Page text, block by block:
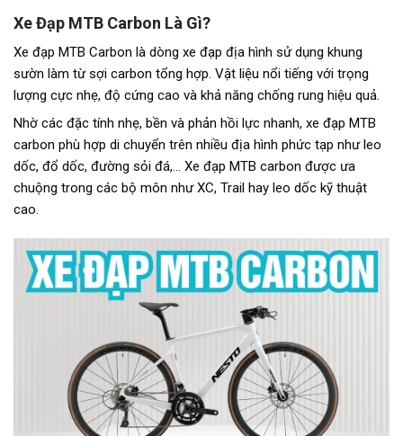
Xe Đạp MTB Carbon Là Gì?
Xe đạp MTB Carbon là dòng xe đạp địa hình sử dụng khung
sườn làm từ sợi carbon tổng hợp. Vật liệu nổi tiếng với trọng
lượng cực nhẹ, độ cứng cao và khả năng chống rung hiệu quả.
Nhờ các đặc tính nhẹ, bền và phản hồi lực nhanh, xe đạp MTB
carbon phù hợp di chuyển trên nhiều địa hình phức tạp như leo
dốc, đổ dốc, đường sỏi đá,… Xe đạp MTB carbon được ưa
chuộng trong các bộ môn như XC, Trail hay leo dốc kỹ thuật
cao.